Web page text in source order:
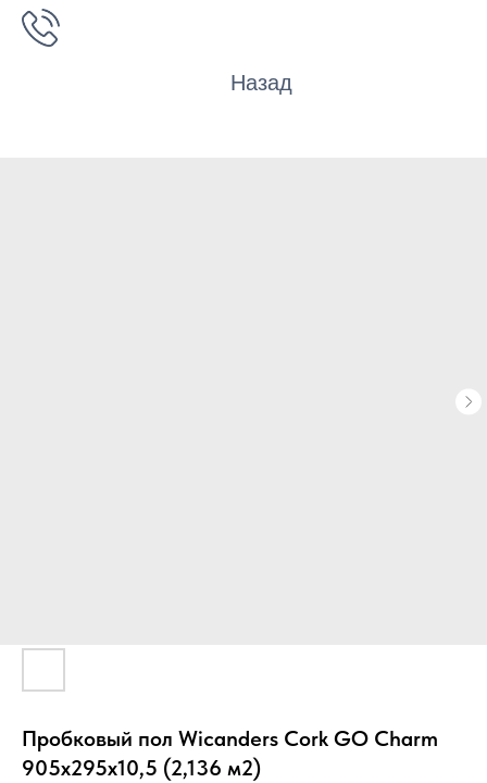
Назад
Пробковый пол Wicanders Cork GO Charm
905х295х10,5 (2,136 м2)